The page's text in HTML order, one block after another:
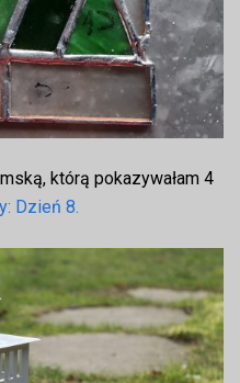
którą pokazywałam 4
Dzień 8.